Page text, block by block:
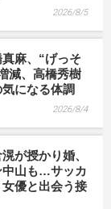
2026/8/5
真麻、“げっそ
減、高橋秀樹
になる体調
2026/8/4
が授かり婚、
中山も…サッカ
優と出会う接